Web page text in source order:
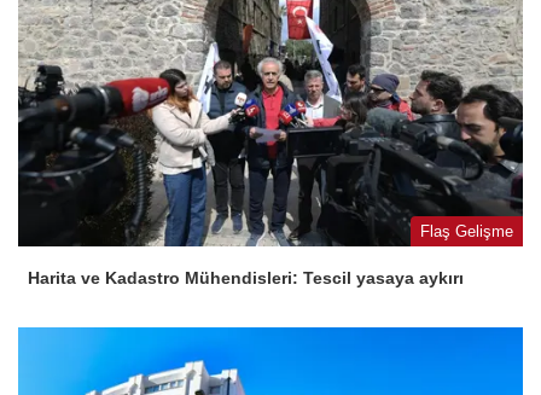
Flaş Gelişme
Harita ve Kadastro Mühendisleri: Tescil yasaya aykırı